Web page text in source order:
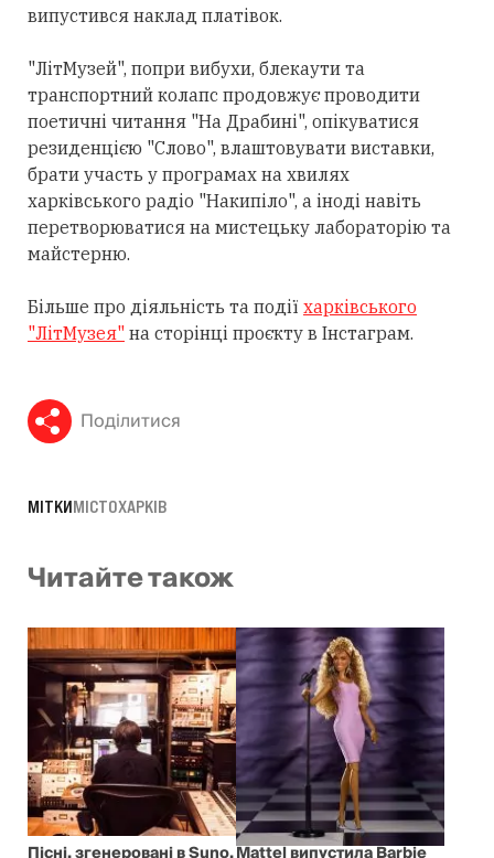
випустився наклад платівок.
"ЛітМузей", попри вибухи, блекаути та
транспортний колапс продовжує проводити
поетичні читання "На Драбині", опікуватися
резиденцією "Слово", влаштовувати виставки,
брати участь у програмах на хвилях
харківського радіо "Накипіло", а іноді навіть
перетворюватися на мистецьку лабораторію та
майстерню.
Більше про діяльність та події харківського
"ЛітМузея" на сторінці проєкту в Інстаграм.
Поділитися
МІТКИМІСТОХАРКІВ
Читайте також